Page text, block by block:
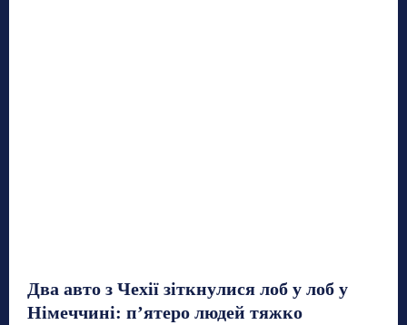
Два авто з Чехії зіткнулися лоб у лоб у
Німеччині: п’ятеро людей тяжко